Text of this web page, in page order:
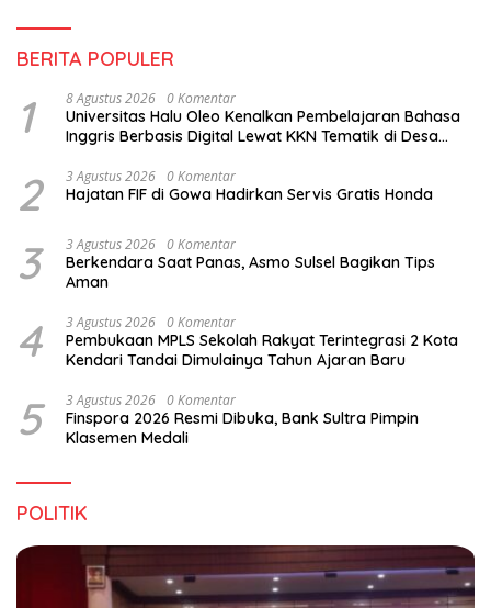
BERITA POPULER
1 8 Agustus 2026 0 Komentar
Universitas Halu Oleo Kenalkan Pembelajaran Bahasa
Inggris Berbasis Digital Lewat KKN Tematik di Desa
2 3 Agustus 2026 0 Komentar
Hajatan FIF di Gowa Hadirkan Servis Gratis Honda
3 3 Agustus 2026 0 Komentar
Berkendara Saat Panas, Asmo Sulsel Bagikan Tips
Aman
4 3 Agustus 2026 0 Komentar
Pembukaan MPLS Sekolah Rakyat Terintegrasi 2 Kota
Kendari Tandai Dimulainya Tahun Ajaran Baru
5 3 Agustus 2026 0 Komentar
Finspora 2026 Resmi Dibuka, Bank Sultra Pimpin
Klasemen Medali
POLITIK